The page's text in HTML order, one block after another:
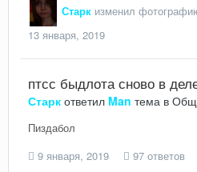
Старк изменил
13 января, 2019
птсс быдлота сново в
Старк ответил Man тема в
Пиздабол
9 января, 2019
97 ответов